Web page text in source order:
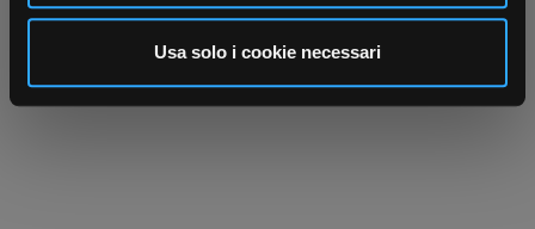
analizzare il nostro traffico. Condividiamo inoltre
informazioni sul modo in cui utilizza il nostro sito con i
nostri partner che si occupano di analisi dei dati web,
pubblicità e social media, i quali potrebbero combinarle
Usa solo i cookie necessari